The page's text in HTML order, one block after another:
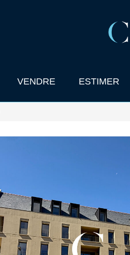
VENDRE ESTIMER